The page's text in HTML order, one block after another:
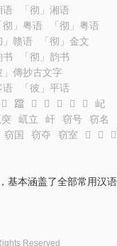
语
「彻」湘语
彻」粤语
「彻」粤语
」赣语
「彻」金文
书
「彻」韵书
」傳抄古文字
语
「彼」平话
𨆈 𨆉 𨆊 𨆋 𨆌 𨆍 𨆎
屺
屼立 屽 窃号
窃名
窃国 窃夺 窃室 𦋷 𦋸
𦋹
基本涵盖了全部常用汉语
Reserved